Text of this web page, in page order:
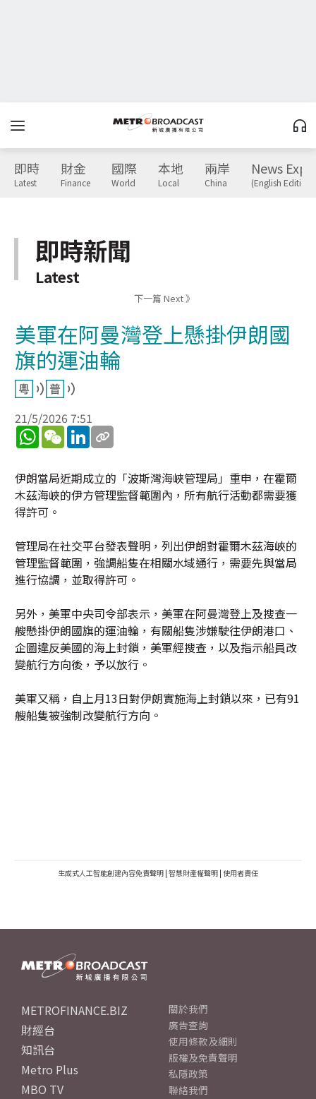
即時
Latest
財金
Finance
國際
World
本地
Local
兩岸
China
News
(English Edition)
即時新聞
Latest
下一篇 Next 》
美軍在阿曼灣登上懸掛伊朗國
旗的運油輪
21/5/2026 7:51
WhatsApp
WeChatLinkedIn
伊朗當局近期成立的「波斯灣海峽管理局」重申，在霍爾
木茲海峽的伊方管理監督範圍內，所有航行活動都需要獲
得許可。
管理局在社交平台發表聲明，列出伊朗對霍爾木茲海峽的
管理監督範圍，強調船隻在相關水域通行，需要先與當局
進行協調，並取得許可。
另外，美軍中央司令部表示，美軍在阿曼灣登上及搜查一
艘懸掛伊朗國旗的運油輪，有關船隻涉嫌駛往伊朗港口、
企圖違反美國的海上封鎖，美軍經搜查，以及指示船員改
變航行方向後，予以放行。
美軍又稱，自上月13日對伊朗實施海上封鎖以來，已有91
艘船隻被強制改變航行方向。
生成式人工智能創建內容免責聲明 | 智慧財產權聲明 | 使用者責任
METROFINANCE.BIZ
財經台
知訊台
Metro Plus
MBO TV
關於我們
廣告查詢
使用條款及細則
版權及免責聲明
私隱政策
聯絡我們